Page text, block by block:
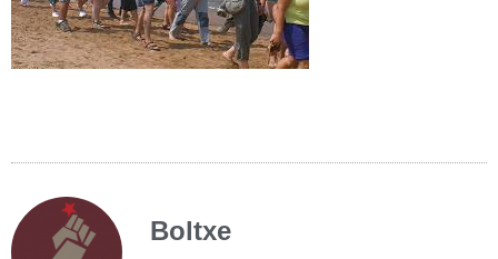
Boltxe